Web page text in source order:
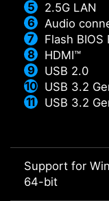
2.5G LAN
Audio
Flash BIOS
HDMI™
USB 2.0
USB 3.2
USB 3.2
Support for
64-bit